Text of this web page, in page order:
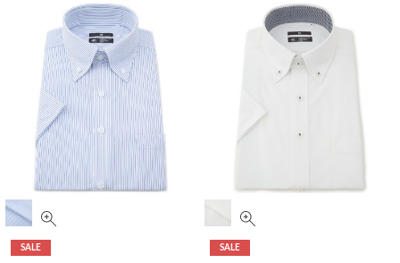
SALE SALE